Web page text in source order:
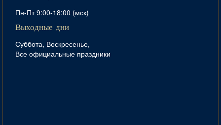
Пн-Пт 9:00-18:00 (мск)
Выходные дни
Суббота, Воскресенье,
Все официальные праздники